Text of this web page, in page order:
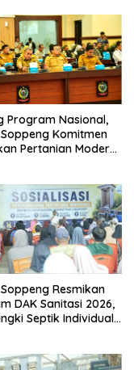
Program Nasional,
Komitmen
Pertanian Modern
Resmikan
DAK Sanitasi 2026,
Septik Individual